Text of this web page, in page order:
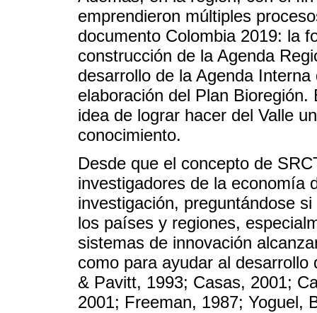
emprendieron múltiples
documento Colombia 2019: la
construcción de la Agenda
desarrollo de la Agenda
elaboración del Plan
idea de lograr hacer del Valle
conocimiento.
Desde que el concepto de
investigadores de la economía
investigación, preguntándose
los países y regiones,
sistemas de innovación
como para ayudar al
& Pavitt, 1993; Casas, 2001;
2001; Freeman, 1987; Yoguel,